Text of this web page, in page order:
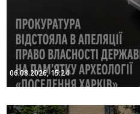
06.08.2026, 15:24